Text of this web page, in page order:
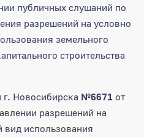
публичных слушаний по
разрешений на условно
земельного
строительства
Новосибирска №6671 от
разрешений на
использования